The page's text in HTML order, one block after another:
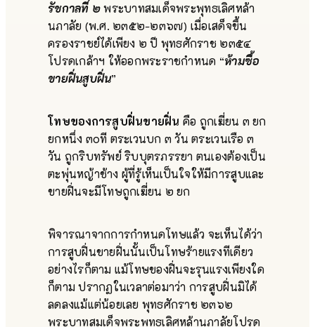
รัชกาลที่ ๒พระบาทสมเด็จพระพุทธเลิศหล้า
นภาลัย (พ.ศ. ๒๓๕๒-๒๓๖๗) เมื่อเสด็จขึ้น
ครองราชย์ได้เพียง ๒ ปี พุทธศักราช ๒๓๕๔
โปรดเกล้าฯ ให้ออกพระราชกำหนด “ห้ามซื้อ
ขายฝิ่นสูบฝิ่น”
โทษของการสูบฝิ่นขายฝิ่น คือ ถูกเฆี่ยน ๓ ยก
ยกหนึ่ง ๓๐ที ตระเวนบก ๓ วัน ตระเวนเรือ ๓
วัน ถูกริบทรัพย์ ริบบุตรภรรยา ตนเองต้องเป็น
ตะพุ่นหญ้าช้าง ผู้ที่รู้เห็นเป็นใจให้มีการสูบและ
ขายฝิ่นจะมีโทษถูกเฆี่ยน ๒ ยก
พิจารณาจากการกำหนดโทษแล้ว จะเห็นได้ว่า
การสูบฝิ่นขายฝิ่นนั้นเป็นโทษร้ายแรงทีเดียว
อย่างไรก็ตาม แม้โทษของฝิ่นจะรุนแรงเพียงใด
ก็ตาม ปรากฏในเวลาต่อมาว่า การสูบฝิ่นมิได้
ลดลงแม้แต่น้อยเลย พุทธศักราช ๒๓๖๒
พระบาทสมเด็จพระพุทธเลิศหล้านภาลัยโปรด